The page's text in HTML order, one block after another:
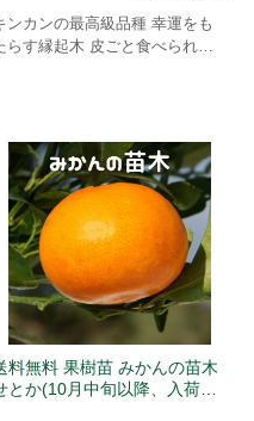
ンカンの最高級品種 幸運をも
らす縁起木 皮ごと食べられま
料無料 果樹苗 みかんの苗木
とか(10月中旬以降、入荷次